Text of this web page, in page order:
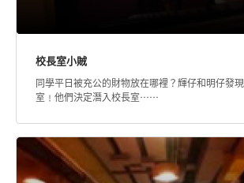
校長室小賊
同學平日被充公的財物放在哪裡？輝仔和明仔發
室﹗他們決定潛入校長室……